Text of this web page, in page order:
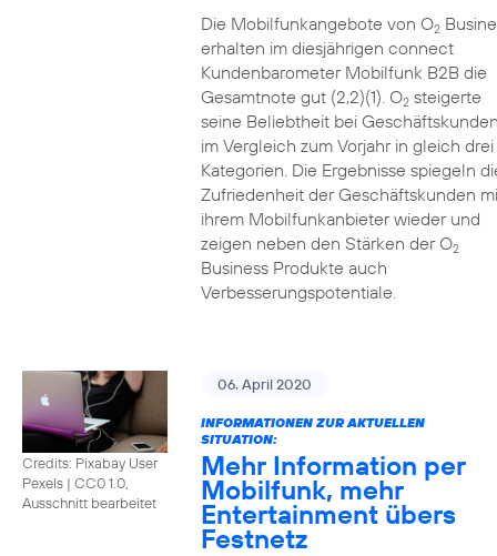
Die Mobilfunkangebote von O2
erhalten im diesjährigen connect
Kundenbarometer Mobilfunk B2B die
Gesamtnote gut (2,2)(1). O2steigerte
seine Beliebtheit bei
im Vergleich zum Vorjahr in gleich drei
Kategorien. Die Ergebnisse spiegeln
Zufriedenheit der Geschäftskunden
ihrem Mobilfunkanbieter wieder und
zeigen neben den Stärken der O2
Business Produkte auch
Verbesserungspotentiale.
Credits: Pixabay User
Pexels | CC0 1.0,
Ausschnitt bearbeitet
06. April 2020
INFORMATIONEN ZUR AKTUELLEN
SITUATION:
Mehr Information per
Mobilfunk, mehr
Entertainment übers
Festnetz